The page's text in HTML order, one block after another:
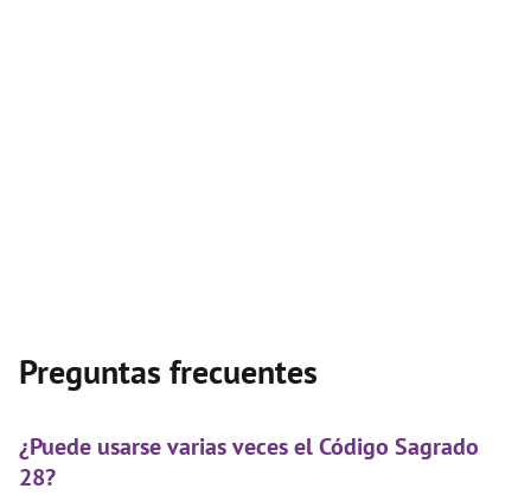
Preguntas frecuentes
¿Puede usarse varias veces el Código Sagrado
28?